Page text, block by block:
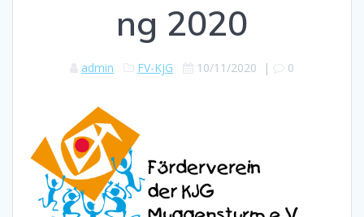
ng 2020
admin FV-KjG 10/11/2020 | 0